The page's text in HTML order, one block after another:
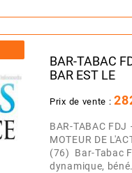
BAR-TABAC
BAR EST LE
Prix de vente :
BAR-TABAC FDJ
MOTEUR DE
(76) Bar-Tabac
dynamique,